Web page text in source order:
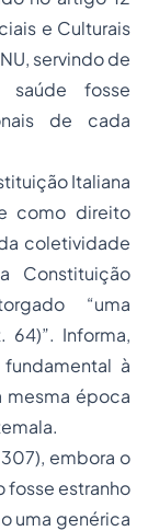
e Culturais
servindo de
fosse
de cada
Italiana
como direito
coletividade
Constituição
“uma
64)”. Informa,
à
mesma época
embora o
fosse estranho
uma genérica